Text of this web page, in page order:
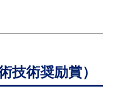
技術奨励賞）